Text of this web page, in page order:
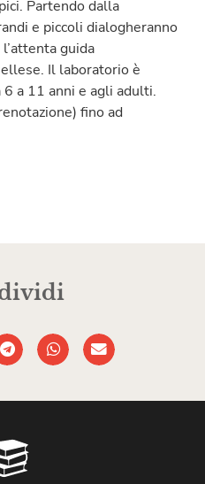
Partendo dalla
e piccoli dialogheranno
guida
Il laboratorio è
a 11 anni e agli adulti.
fino ad